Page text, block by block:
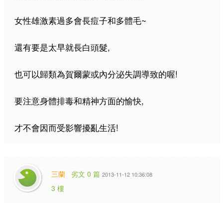
女性雄激素過多會長痘子和多體毛~
還有要是太早就長白頭髮,
也可以歸類為賀爾蒙或內分泌失調導致的喔!
要注意身體排毒和精神方面的愉快,
才不會因而受影響擾亂生活!
三蘭 劣文 0 篇 2013-11-12 10:36:08
3 樓